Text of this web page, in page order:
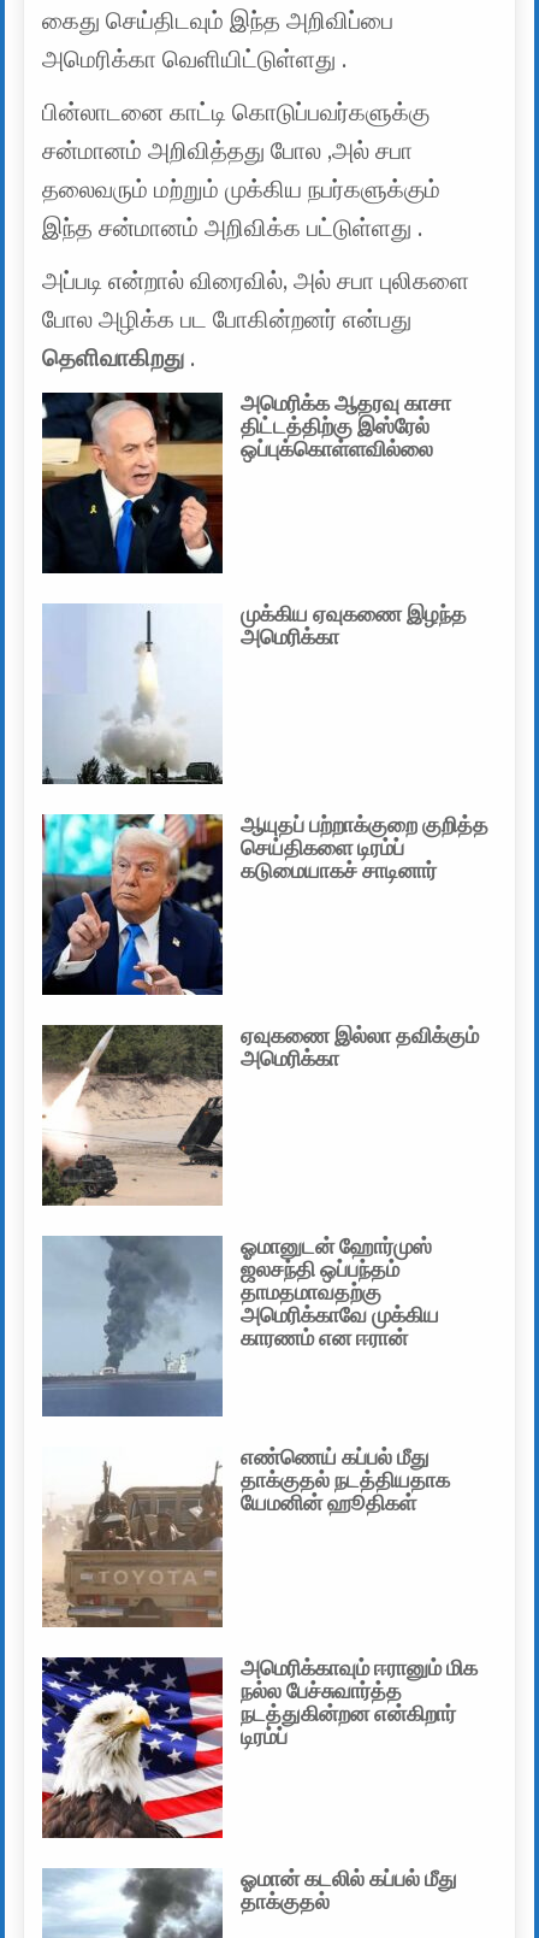
கைது செய்திடவும் இந்த அறிவிப்பை
அமெரிக்கா வெளியிட்டுள்ளது .
பின்லாடனை காட்டி கொடுப்பவர்களுக்கு
சன்மானம் அறிவித்தது போல ,அல் சபா
தலைவரும் மற்றும் முக்கிய நபர்களுக்கும்
இந்த சன்மானம் அறிவிக்க பட்டுள்ளது .
அப்படி என்றால் விரைவில், அல் சபா புலிகளை
போல அழிக்க பட போகின்றனர் என்பது
தெளிவாகிறது .
அமெரிக்க ஆதரவு காசா
திட்டத்திற்கு இஸ்ரேல்
ஒப்புக்கொள்ளவில்லை
முக்கிய ஏவுகணை இழந்த
அமெரிக்கா
ஆயுதப் பற்றாக்குறை குறித்த
செய்திகளை டிரம்ப்
கடுமையாகச் சாடினார்
ஏவுகணை இல்லா தவிக்கும்
அமெரிக்கா
ஓமானுடன் ஹோர்முஸ்
ஜலசந்தி ஒப்பந்தம்
தாமதமாவதற்கு
அமெரிக்காவே முக்கிய
காரணம் என ஈரான்
எண்ணெய் கப்பல் மீது
தாக்குதல் நடத்தியதாக
யேமனின் ஹூதிகள்
அமெரிக்காவும் ஈரானும் மிக
நல்ல பேச்சுவார்த்த
நடத்துகின்றன என்கிறார்
டிரம்ப்
ஓமான் கடலில் கப்பல் மீது
தாக்குதல்